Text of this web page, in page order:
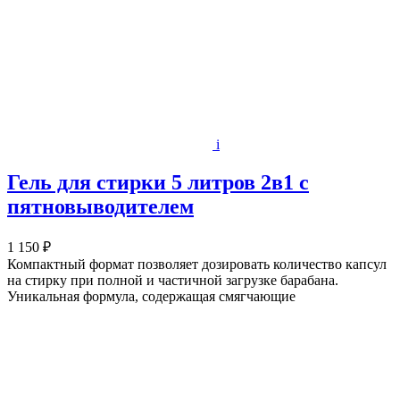
i
Гель для стирки 5 литров 2в1 c
пятновыводителем
1 150 ₽
Компактный формат позволяет дозировать количество капсул
на стирку при полной и частичной загрузке барабана.
Уникальная формула, содержащая смягчающие